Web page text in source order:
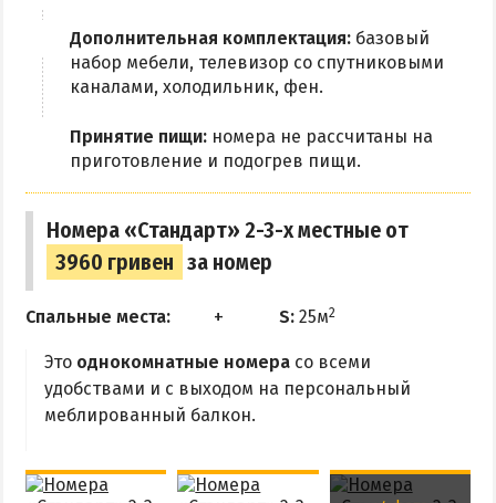
Отдых на первой линии
Отдых на набережной
Дополнительная комплектация: базовый
набор мебели, телевизор со спутниковыми
каналами, холодильник, фен.
Принятие пищи: номера не рассчитаны на
приготовление и подогрев пищи.
Номера «Стандарт» 2-3-х местные от
3960 гривен за номер
Спальные места: S: 25м2
Это однокомнатные номера со всеми
удобствами и с выходом на персональный
меблированный балкон.